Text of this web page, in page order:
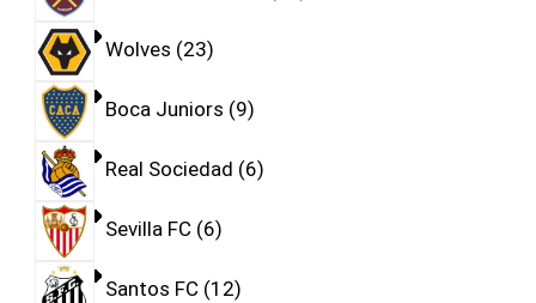
Wolves 23
Boca Juniors 9
Real Sociedad 6
Sevilla FC 6
Santos FC 12